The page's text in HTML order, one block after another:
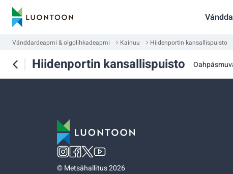
Vánddardeapmi & olgolihkadeapmi Kainuu Hiidenportin kansallispuisto
Hiidenportin kansallispuisto
©Metsähallitus 2026